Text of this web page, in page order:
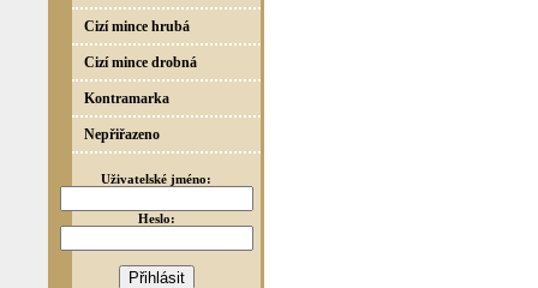
Cizí mince hrubá
Cizí mince drobná
Kontramarka
Nepřiřazeno
Uživatelské jméno:
Heslo: